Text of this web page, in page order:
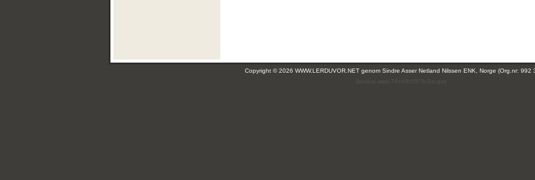
Copyright © 2026 WWW.LERDUVOR.NET genom Sindre Asser Netland Nilssen ENK, Norge (Org.nr: 992
(leirdue-web-76c49c557b-5zcqw)